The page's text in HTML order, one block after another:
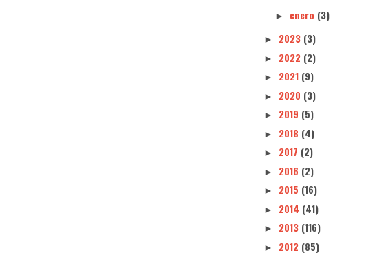
► enero (3)
► 2023 (3)
► 2022 (2)
► 2021 (9)
► 2020 (3)
► 2019 (5)
► 2018 (4)
► 2017 (2)
► 2016 (2)
► 2015 (16)
► 2014 (41)
► 2013 (116)
► 2012 (85)